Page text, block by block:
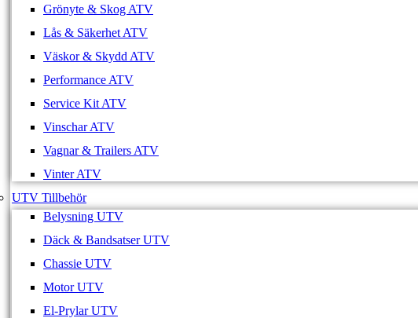
Grönyte & Skog ATV
Lås & Säkerhet ATV
Väskor & Skydd ATV
Performance ATV
Service Kit ATV
Vinschar ATV
Vagnar & Trailers ATV
Vinter ATV
UTV Tillbehör
Belysning UTV
Däck & Bandsatser UTV
Chassie UTV
Motor UTV
El-Prylar UTV